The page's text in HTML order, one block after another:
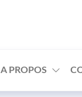
A PROPOS